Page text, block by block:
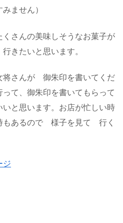
ません）
さんの美味しそうなお菓子が
きたいと思います。
さんが 御朱印を書いてくだ
て、御朱印を書いてもらって
と思います。お店が忙しい時
もあるので 様子を見て 行く
ジ